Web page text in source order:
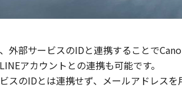
部サービスのIDと連携することで
アカウントとの連携も可能です。
のIDとは連携せず、メールアドレスを